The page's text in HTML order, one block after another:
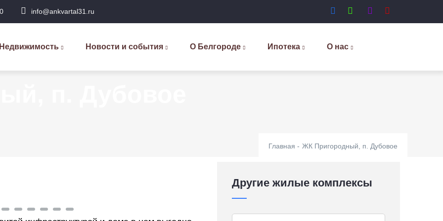
info@ankvartal31.ru
Недвижимость Новости и события О Белгороде Ипотека О нас
Главная - ЖК Пригородный, п. Дубовое
Другие жилые комплексы